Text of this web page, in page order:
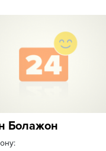
Болажон